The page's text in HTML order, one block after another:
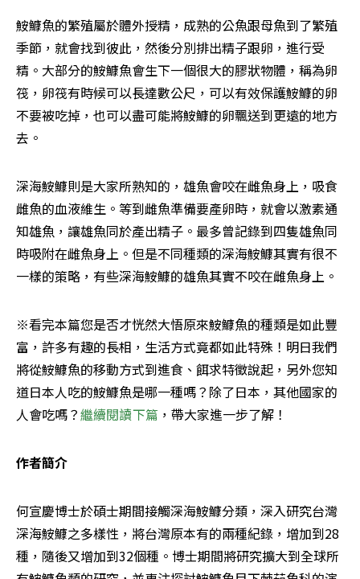
鮟鱇魚的繁殖屬於體外授精，成熟的公魚跟母魚到了繁殖
季節，就會找到彼此，然後分別排出精子跟卵，進行受
精。大部分的鮟鱇魚會生下一個很大的膠狀物體，稱為卵
筏，卵筏有時候可以長達數公尺，可以有效保護鮟鱇的卵
不要被吃掉，也可以盡可能將鮟鱇的卵飄送到更遠的地方
去。
深海鮟鱇則是大家所熟知的，雄魚會咬在雌魚身上，吸食
雌魚的血液維生。等到雌魚準備要產卵時，就會以激素通
知雄魚，讓雄魚同於產出精子。最多曾記錄到四隻雄魚同
時吸附在雌魚身上。但是不同種類的深海鮟鱇其實有很不
一樣的策略，有些深海鮟鱇的雄魚其實不咬在雌魚身上。
※看完本篇您是否才恍然大悟原來鮟鱇魚的種類是如此豐
富，許多有趣的長相，生活方式竟都如此特殊！明日我們
將從鮟鱇魚的移動方式到進食、餌求特徵說起，另外您知
道日本人吃的鮟鱇魚是哪一種嗎？除了日本，其他國家的
人會吃嗎？繼續閱讀下篇 ，帶大家進一步了解！
作者簡介
何宣慶博士於碩士期間接觸深海鮟鱇分類，深入研究台灣
深海鮟鱇之多樣性，將台灣原本有的兩種紀錄，增加到28
種，隨後又增加到32個種。博士期間將研究擴大到全球所